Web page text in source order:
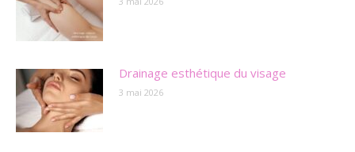
Drainage esthétique du visage
3 mai 2026